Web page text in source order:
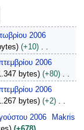
2006
+10
2006
bytes
+80
2006
bytes
+2
2006
Makris